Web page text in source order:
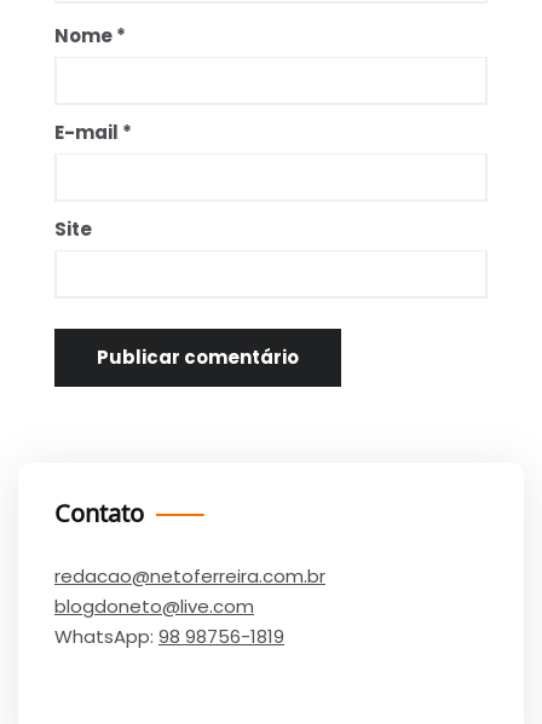
Nome*
E-mail *
Site
Contato
redacao@netoferreira.com.br
blogdoneto@live.com
WhatsApp: 98 98756-1819